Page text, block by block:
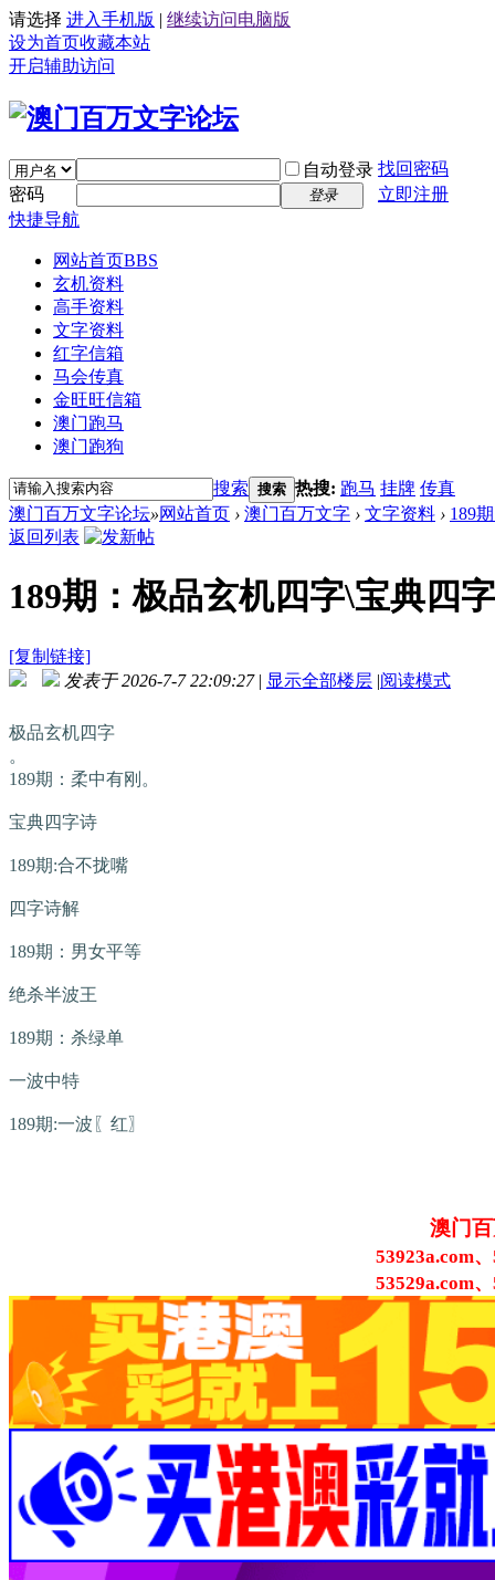
请选择 进入手机版 | 继续访问电脑版
设为首页收藏本站
开启辅助访问
自动登录 找回密码
密码
登录
立即注册
快捷导航
网站首页BBS
玄机资料
高手资料
文字资料
红字信箱
马会传真
金旺旺信箱
澳门跑马
澳门跑狗
搜索 搜索 热搜: 跑马 挂牌 传真
澳门百万文字论坛»网站首页 › 澳门百万文字 › 文字资料 › 189
返回列表
189期：极品玄机四字\宝典四
[复制链接]
发表于 2026-7-7 22:09:27 | 显示全部楼层 |阅读模式
极品玄机四字
。
189期：柔中有刚。
宝典四字诗
189期:合不拢嘴
四字诗解
189期：男女平等
绝杀半波王
189期：杀绿单
一波中特
189期:一波〖红〗
澳门
53923a.com
53529a.com